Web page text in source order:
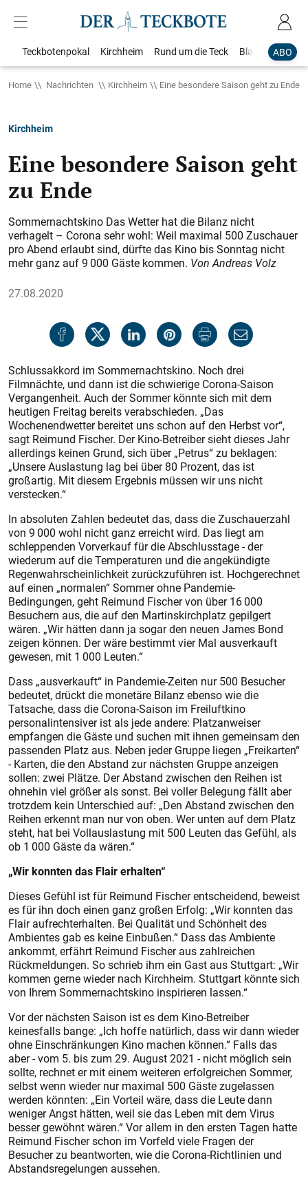
ABO
Teckbotenpokal Kirchheim Rund um die Teck Blaulicht
Home Nachrichten Kirchheim Eine besondere Saison geht zu Ende
Kirchheim
Eine besondere Saison geht
zu Ende
Sommernachtskino Das Wetter hat die Bilanz nicht
verhagelt – Corona sehr wohl: Weil maximal 500 Zuschauer
pro Abend erlaubt sind, dürfte das Kino bis Sonntag nicht
mehr ganz auf 9 000 Gäste kommen. Von Andreas Volz
27.08.2020
Schlussakkord im Sommernachtskino. Noch drei
Filmnächte, und dann ist die schwierige Corona-Saison
Vergangenheit. Auch der Sommer könnte sich mit dem
heutigen Freitag bereits verabschieden. „Das
Wochenendwetter bereitet uns schon auf den Herbst vor“,
sagt Reimund Fischer. Der Kino-Betreiber sieht dieses Jahr
allerdings keinen Grund, sich über „Petrus“ zu beklagen:
„Unsere Auslastung lag bei über 80 Prozent, das ist
großartig. Mit diesem Ergebnis müssen wir uns nicht
verstecken.“
In absoluten Zahlen bedeutet das, dass die Zuschauerzahl
von 9 000 wohl nicht ganz erreicht wird. Das liegt am
schleppenden Vorverkauf für die Abschlusstage - der
wiederum auf die Temperaturen und die angekündigte
Regenwahrscheinlichkeit zurückzuführen ist. Hochgerechnet
auf einen „normalen“ Sommer ohne Pandemie-
Bedingungen, geht Reimund Fischer von über 16 000
Besuchern aus, die auf den Martinskirchplatz gepilgert
wären. „Wir hätten dann ja sogar den neuen James Bond
zeigen können. Der wäre bestimmt vier Mal ausverkauft
gewesen, mit 1 000 Leuten.“
Dass „ausverkauft“ in Pandemie-Zeiten nur 500 Besucher
bedeutet, drückt die monetäre Bilanz ebenso wie die
Tatsache, dass die Corona-Saison im Freiluftkino
personalintensiver ist als jede andere: Platzanweiser
empfangen die Gäste und suchen mit ihnen gemeinsam den
passenden Platz aus. Neben jeder Gruppe liegen „Freikarten“
- Karten, die den Abstand zur nächsten Gruppe anzeigen
sollen: zwei Plätze. Der Abstand zwischen den Reihen ist
ohnehin viel größer als sonst. Bei voller Belegung fällt aber
trotzdem kein Unterschied auf: „Den Abstand zwischen den
Reihen erkennt man nur von oben. Wer unten auf dem Platz
steht, hat bei Vollauslastung mit 500 Leuten das Gefühl, als
ob 1 000 Gäste da wären.“
„Wir konnten das Flair erhalten“
Dieses Gefühl ist für Reimund Fischer entscheidend, beweist
es für ihn doch einen ganz großen Erfolg: „Wir konnten das
Flair aufrechterhalten. Bei Qualität und Schönheit des
Ambientes gab es keine Einbußen.“ Dass das Ambiente
ankommt, erfährt Reimund Fischer aus zahlreichen
Rückmeldungen. So schrieb ihm ein Gast aus Stuttgart: „Wir
kommen gerne wieder nach Kirchheim. Stuttgart könnte sich
von Ihrem Sommernachtskino inspirieren lassen.“
Vor der nächsten Saison ist es dem Kino-Betreiber
keinesfalls bange: „Ich hoffe natürlich, dass wir dann wieder
ohne Einschränkungen Kino machen können.“ Falls das
aber - vom 5. bis zum 29. August 2021 - nicht möglich sein
sollte, rechnet er mit einem weiteren erfolgreichen Sommer,
selbst wenn wieder nur maximal 500 Gäste zugelassen
werden könnten: „Ein Vorteil wäre, dass die Leute dann
weniger Angst hätten, weil sie das Leben mit dem Virus
besser gewöhnt wären.“ Vor allem in den ersten Tagen hatte
Reimund Fischer schon im Vorfeld viele Fragen der
Besucher zu beantworten, wie die Corona-Richtlinien und
Abstandsregelungen aussehen.